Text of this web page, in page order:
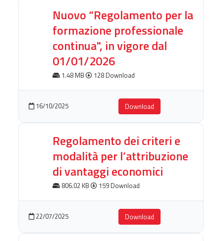
Nuovo “Regolamento per la
formazione professionale
continua", in vigore dal
01/01/2026
1.48 MB 128 Download
16/10/2025 Download
Regolamento dei criteri e
modalità per l’attribuzione
di vantaggi economici
806.02 KB 159 Download
22/07/2025 Download